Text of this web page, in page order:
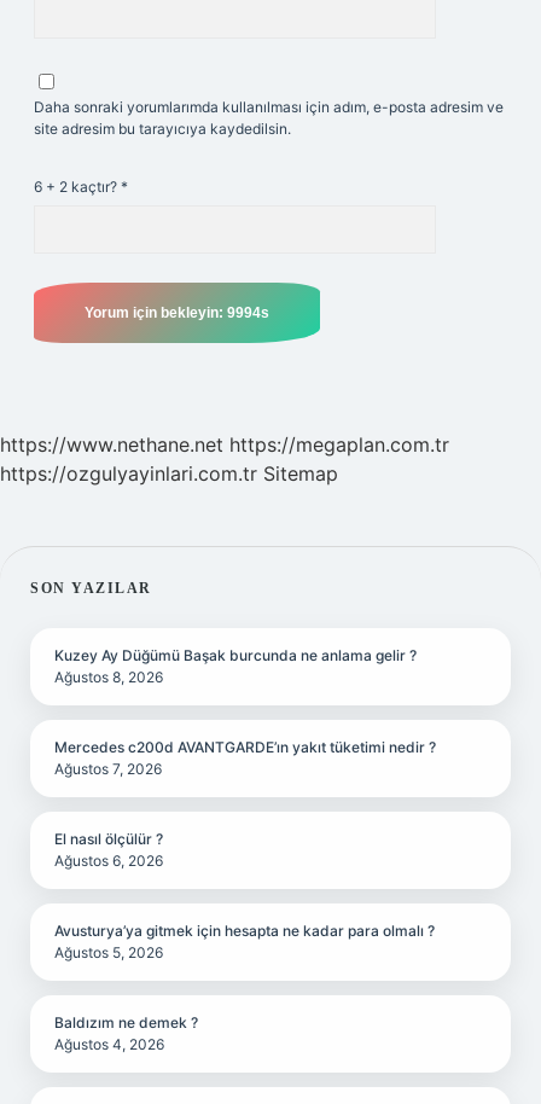
Daha sonraki yorumlarımda kullanılması için adım, e-posta adresim ve
site adresim bu tarayıcıya kaydedilsin.
6 + 2 kaçtır? *
https://www.nethane.net https://megaplan.com.tr
https://ozgulyayinlari.com.tr Sitemap
SIDEBAR
SON YAZILAR
Kuzey Ay Düğümü Başak burcunda ne anlama gelir ?
Ağustos 8, 2026
Mercedes c200d AVANTGARDE’ın yakıt tüketimi nedir ?
Ağustos 7, 2026
El nasıl ölçülür ?
Ağustos 6, 2026
Avusturya’ya gitmek için hesapta ne kadar para olmalı ?
Ağustos 5, 2026
Baldızım ne demek ?
Ağustos 4, 2026